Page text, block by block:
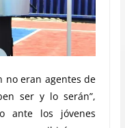
no eran agentes de
ser y lo serán”,
ante los jóvenes